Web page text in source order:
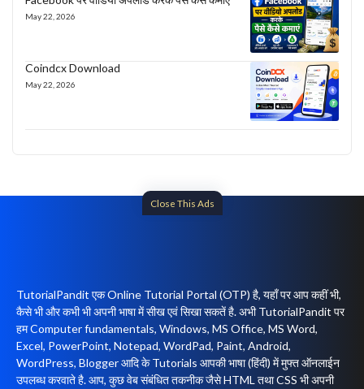
Close This Ads
May 22, 2026
Coindcx Download
May 22, 2026
TutorialPandit एक Online Tutorial Portal (OTP) है, यहाँ पर आप कहीं भी,
कैसे भी और कभी भी अपनी भाषा में सीख एवं सिखा सकतें है. अभी TutorialPandit पर
हम Computer fundamentals, Windows, MS Office, MS Word,
Excel, PowerPoint, Notepad, WordPad, Paint, Android,
WordPress, Blogger आदि के Tutorials आपकी भाषा (हिंदी) में मुफ्त ऑनलाईन
उपलब्ध करवाते है. आप, कुछ वेब संबंधित तकनीक जैसे HTML तथा CSS भी अपनी